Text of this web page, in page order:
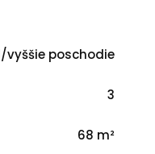
vyššie poschodie
3
68 m²